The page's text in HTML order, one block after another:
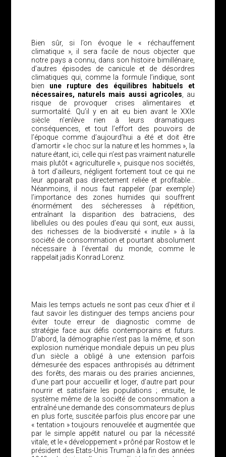
Bien sûr, si l’on évoque le « réchauffement
climatique », il sera facile de nous objecter que
notre pays a connu, dans son histoire bimillénaire,
d’autres épisodes de canicule et de désordres
climatiques qui, comme la formule l’indique, sont
bien une rupture des équilibres habituels et
nécessaires, naturels mais aussi agricoles , au
risque de provoquer crises alimentaires et
surmortalité. Qu’il y en ait eu bien avant le XXIe
siècle n’enlève rien à leurs dramatiques
conséquences, et tout l’effort des pouvoirs de
l’époque comme d’aujourd’hui a été et doit être
d’amortir « le choc sur la nature et les hommes », la
nature étant, ici, celle qui n’est pas vraiment naturelle
mais plutôt « agriculturelle », puisque nos sociétés,
à tort d’ailleurs, négligent fortement tout ce qui ne
leur apparaît pas directement reliée et profitable…
Néanmoins, il nous faut rappeler (par exemple)
l’importance des zones humides qui souffrent
énormément des sécheresses à répétition,
entraînant la disparition des batraciens, des
libellules ou des poules d’eau qui sont, eux aussi,
des richesses de la biodiversité « inutile » à la
société de consommation et pourtant absolument
nécessaire à l’éventail du monde, comme le
rappelait jadis Konrad Lorenz.
Mais les temps actuels ne sont pas ceux d’hier et il
faut savoir les distinguer des temps anciens pour
éviter toute erreur de diagnostic comme de
stratégie face aux défis contemporains et futurs.
D’abord, la démographie n’est pas la même, et son
explosion numérique mondiale depuis un peu plus
d’un siècle a obligé à une extension parfois
démesurée des espaces anthropisés au détriment
des forêts, des marais ou des prairies anciennes,
d’une part pour accueillir et loger, d’autre part pour
nourrir et satisfaire les populations ; ensuite, le
système même de la société de consommation a
entraîné une demande des consommateurs de plus
en plus forte, suscitée parfois plus encore par une
« tentation » toujours renouvelée et augmentée que
par le simple appétit naturel ou par la nécessité
vitale, et le « développement » prôné par Rostow et le
président des Etats-Unis Truman à la fin des années